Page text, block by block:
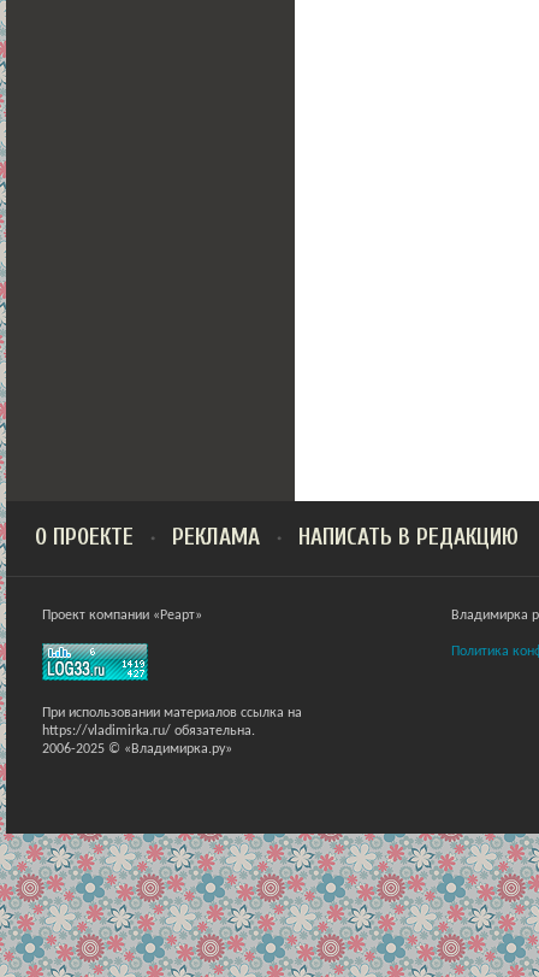
О ПРОЕКТЕ РЕКЛАМА НАПИСАТЬ В РЕДАКЦИЮ
Проект компании «Реарт»
При использовании материалов ссылка на
https://vladimirka.ru/ обязательна.
2006-2025 © «Владимирка.ру»
Владимирка
Политика